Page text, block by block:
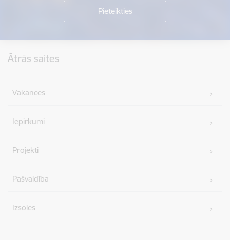
Ātrās saites
Vakances
Iepirkumi
Projekti
Pašvaldība
Izsoles